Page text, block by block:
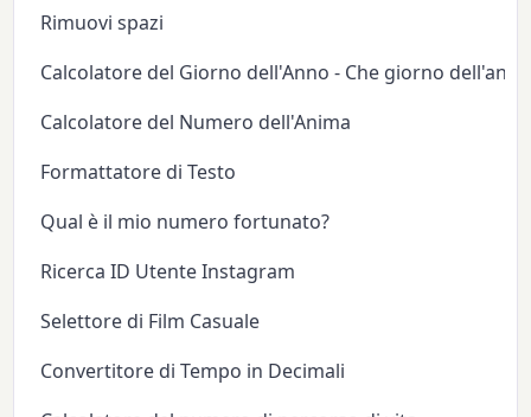
Rimuovi spazi
Calcolatore del Giorno dell'Anno - Che giorno
Calcolatore del Numero dell'Anima
Formattatore di Testo
Qual è il mio numero fortunato?
Ricerca ID Utente Instagram
Selettore di Film Casuale
Convertitore di Tempo in Decimali